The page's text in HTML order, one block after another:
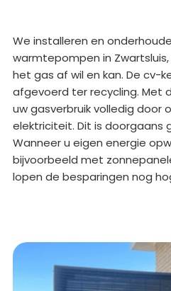
We installeren en
warmtepompen in
het gas af wil en kan. De cv-
afgevoerd ter recycling. Met
uw gasverbruik volledig door
elektriciteit. Dit is doorgaans
Wanneer u eigen energie
bijvoorbeeld met
lopen de besparingen nog